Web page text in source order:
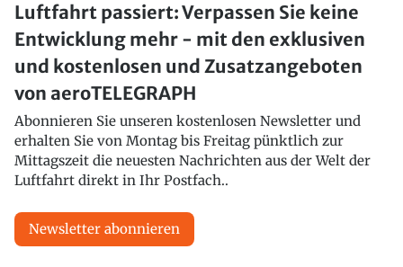
Luftfahrt passiert: Verpassen Sie keine
Entwicklung mehr - mit den exklusiven
und kostenlosen und Zusatzangeboten
von aeroTELEGRAPH
Abonnieren Sie unseren kostenlosen Newsletter und
erhalten Sie von Montag bis Freitag pünktlich zur
Mittagszeit die neuesten Nachrichten aus der Welt der
Luftfahrt direkt in Ihr Postfach..
Newsletter abonnieren